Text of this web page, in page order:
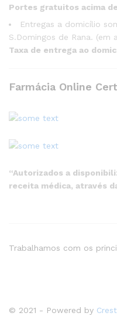
Portes gratuitos acima
Entregas a domicílio
S.Domingos de Rana. (em
Taxa de entrega ao
Farmácia Online
“Autorizados a
receita médica, através
© 2021 - Powered by
Trabalhamos com os